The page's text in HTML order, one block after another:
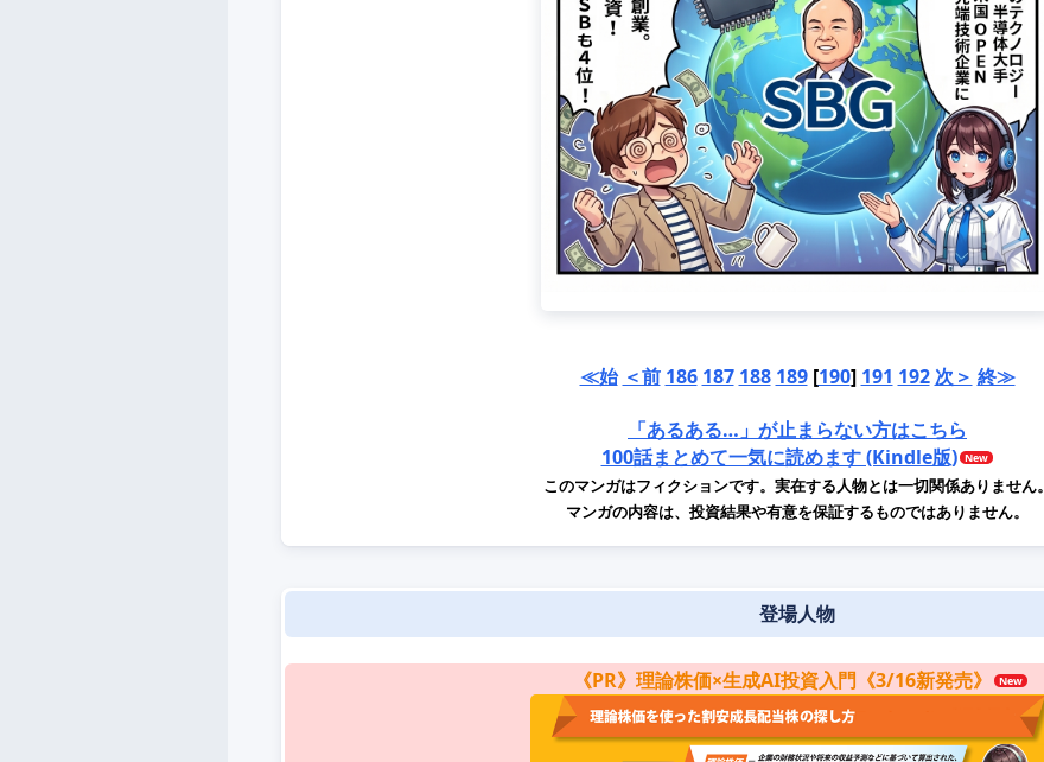
≪始 ＜前 186 187 188 189[190] 191 192 次＞ 終≫
「あるある…」が止まらない方はこちら
100話まとめて一気に読めます (Kindle版)
このマンガはフィクションです。実在する人物とは一切関係ありません。
マンガの内容は、投資結果や有意を保証するものではありません。
登場人物
《PR》理論株価×生成AI投資入門《3/16新発売》